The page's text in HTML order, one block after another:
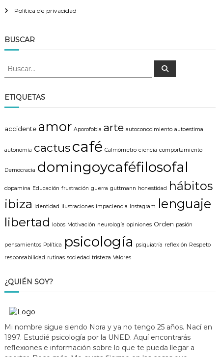
Política de privacidad
BUSCAR
B
c
a
:
B
ETIQUETAS
accidente amor Aporofobia arte autoconocimiento autoestima
autonomía cactuscafé Calmómetro ciencia comportamiento
Democracia domingoycaféfilosofal
dopamina Educación frustración guerra guttmann honestidad hábitos
ibiza identidad ilustraciones impaciencia Instagram lenguaje
libertad lobos Motivación neurología opiniones Orden pasión
pensamientos Política psicología psiquiatría reflexión Respeto
responsabilidad rutinas sociedad tristeza Valores
¿QUIÉN SOY?
Mi nombre sigue siendo Nora y ya no tengo 25 años. Nací en
1997. Estudié psicología por la UNED. Aquí encontrarás
reflexiones e información sobre lo que te pueda llegar a